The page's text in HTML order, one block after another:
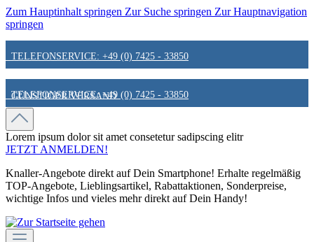
Zum Hauptinhalt springen Zur Suche springen Zur Hauptnavigation
springen
TELEFONSERVICE: +49 (0) 7425 - 33850
GÜNSTIGER VERSAND
FAIR & KUNDENORIENTIERT
HINWEIS ZU STATIONÄREN PREISEN
TELEFONSERVICE: +49 (0) 7425 - 33850
GÜNSTIGER VERSAND
FAIR & KUNDENORIENTIERT
HINWEIS ZU STATIONÄREN PREISEN
Lorem ipsum dolor sit amet consetetur sadipscing elitr
JETZT ANMELDEN!
Knaller-Angebote direkt auf Dein Smartphone! Erhalte regelmäßig
TOP-Angebote, Lieblingsartikel, Rabattaktionen, Sonderpreise,
wichtige Infos und vieles mehr direkt auf Dein Handy!